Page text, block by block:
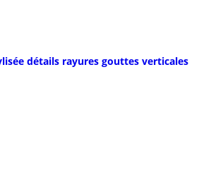
détails rayures gouttes verticales